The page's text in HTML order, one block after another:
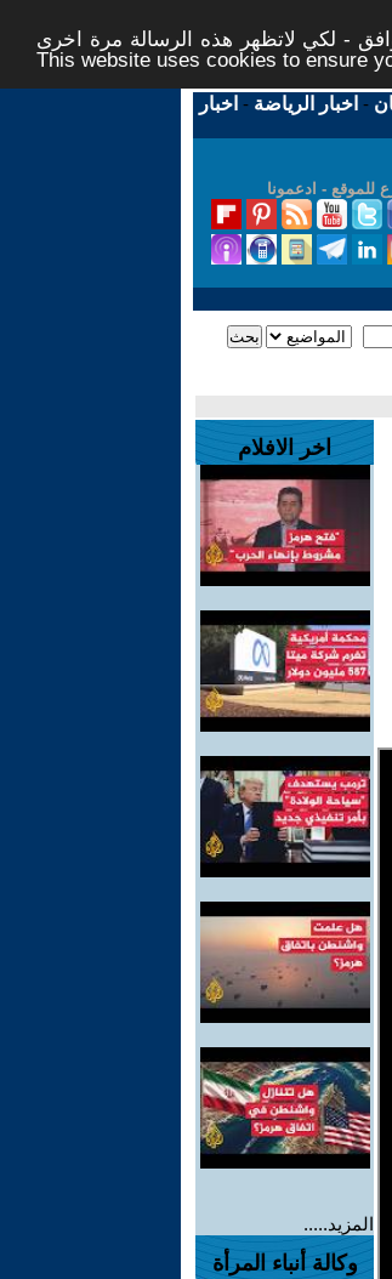
- لكي لاتظهر هذه الرسالة مرة اخرى -
This website uses cookies to ensure
- اخبار الرياضة - اخبار
للموقع - ادعمونا
اخر الافلام
المزيد.....
وكالة أنباء المرأة